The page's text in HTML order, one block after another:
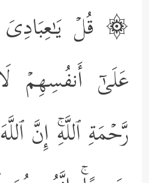
۞ قُلۡ یَـٰعِبَادِیَ
عَلَىٰۤ أَنفُسِهِمۡ
رَّحۡمَةِ ٱللَّهِۚ إِنَّ